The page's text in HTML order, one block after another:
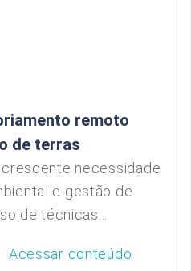
remoto
de terras
necessidade
e gestão de
de técnicas...
Acessar conteúdo